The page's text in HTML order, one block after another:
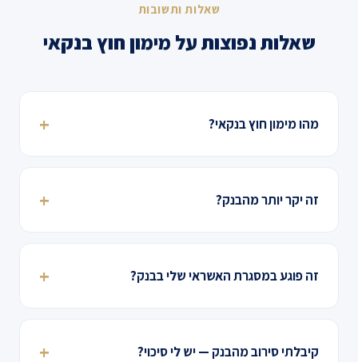
שאלות ותשובות
שאלות נפוצות על מימון חוץ בנקאי
מהו מימון חוץ בנקאי?
זה יקר יותר מהבנק?
זה פוגע במסגרת האשראי שלי בבנק?
קיבלתי סירוב מהבנק — יש לי סיכוי?